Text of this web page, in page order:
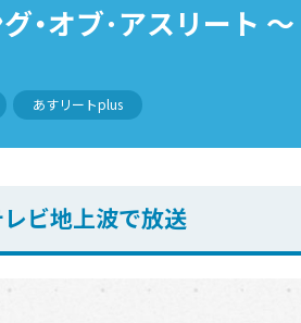
・オブ･アスリート 〜
あすリートplus
ビ地上波で放送